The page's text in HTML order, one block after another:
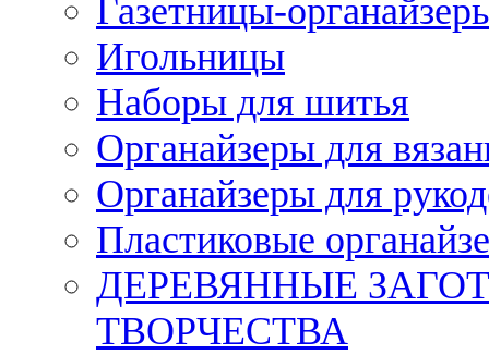
Газетницы-
Игольницы
Наборы для шитья
Органайзеры для
Органайзеры для
Пластиковые
ДЕРЕВЯННЫЕ
ТВОРЧЕСТВА